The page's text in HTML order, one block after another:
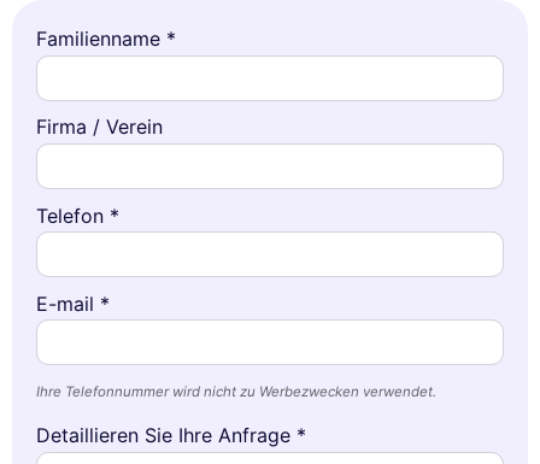
Familienname *
Firma / Verein
Telefon *
E-mail *
Ihre Telefonnummer wird nicht zu Werbezwecken verwendet.
Detaillieren Sie Ihre Anfrage *